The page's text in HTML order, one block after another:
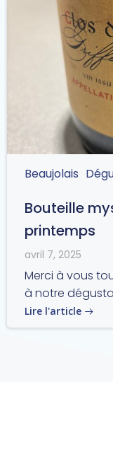
Beaujolais
Bouteille
printemps
avril 7, 2025
Merci à vous
à notre
Lire l'article